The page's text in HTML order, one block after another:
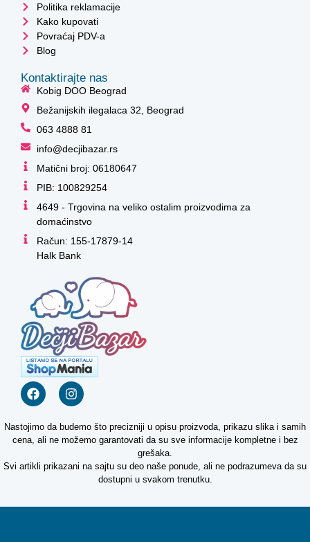
Politika reklamacije
Kako kupovati
Povraćaj PDV-a
Blog
Kontaktirajte nas
Kobig DOO Beograd
Bežanijskih ilegalaca 32, Beograd
063 4888 81
info@decjibazar.rs
Matični broj: 06180647
PIB: 100829254
4649 - Trgovina na veliko ostalim proizvodima za
domaćinstvo
Račun: 155-17879-14
Halk Bank
Nastojimo da budemo što precizniji u opisu proizvoda, prikazu slika i samih
cena, ali ne možemo garantovati da su sve informacije kompletne i bez
grešaka.
Svi artikli prikazani na sajtu su deo naše ponude, ali ne podrazumeva da su
dostupni u svakom trenutku.